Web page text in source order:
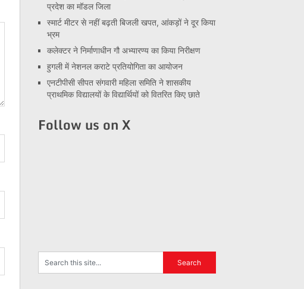
प्रदेश का मॉडल जिला
स्मार्ट मीटर से नहीं बढ़ती बिजली खपत, आंकड़ों ने दूर किया
भ्रम
कलेक्टर ने निर्माणाधीन गौ अभ्यारण्य का किया निरीक्षण
हुगली में नेशनल कराटे प्रतियोगिता का आयोजन
एनटीपीसी सीपत संगवारी महिला समिति ने शासकीय
प्राथमिक विद्यालयों के विद्यार्थियों को वितरित किए छाते
Follow us on X